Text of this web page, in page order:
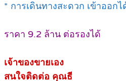
* การเดินทางสะดวก เข้าออก
ราคา 9.2 ล้าน ต่อรองได้
เจ้าของขายเอง
สนใจติดต่อ คุณธี